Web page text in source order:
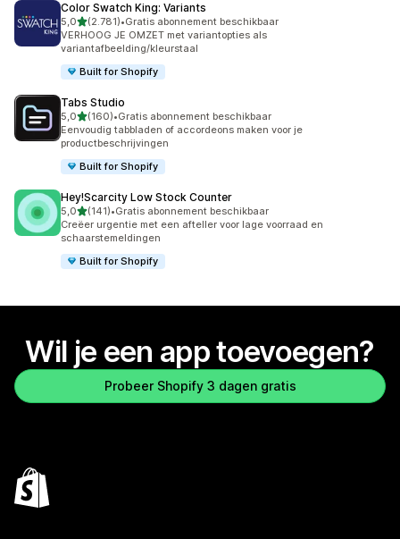
Color Swatch King: Variants
5,0van 5 sterren
(2.781)
2781 recensies in totaal
•Gratis abonnement beschikbaar
VERHOOG JE OMZET met variantopties als
variantafbeelding/kleurstaal
Built for Shopify
Tabs Studio
5,0van 5 sterren
(160)
160 recensies in totaal
•Gratis abonnement beschikbaar
Eenvoudig tabbladen of accordeons maken voor je
productbeschrijvingen
Built for Shopify
Hey!Scarcity Low Stock Counter
5,0van 5 sterren
(141)
141 recensies in totaal
•Gratis abonnement beschikbaar
Creëer urgentie met een afteller voor lage voorraad en
schaarstemeldingen
Built for Shopify
Wil je een app toevoegen?
Probeer Shopify 3 dagen gratis